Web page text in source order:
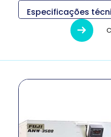
Especificações